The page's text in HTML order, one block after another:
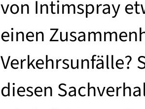
von Intimspray
einen
Verkehrsunfälle?
diesen